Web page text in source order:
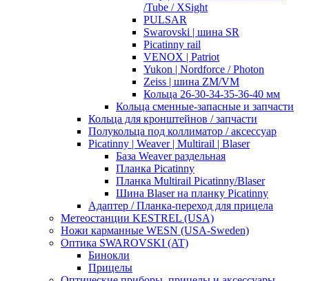
/Tube / XSight
PULSAR
Swarovski | шина SR
Picatinny rail
VENOX | Patriot
Yukon | Nordforce / Photon
Zeiss | шина ZM/VM
Кольца 26-30-34-35-36-40 мм
Кольца сменные-запасные и запчасти
Кольца для кронштейнов / запчасти
Полукольца под коллиматор / аксессуар
Picatinny | Weaver | Multirail | Blaser
База Weaver раздельная
Планка Picatinny
Планка Multirail Picatinny/Blaser
Шина Blaser на планку Picatinny
Адаптер / Планка-переход для прицела
Метеостанции KESTREL (USA)
Ножи карманные WESN (USA-Sweden)
Оптика SWAROVSKI (AT)
Бинокли
Прицелы